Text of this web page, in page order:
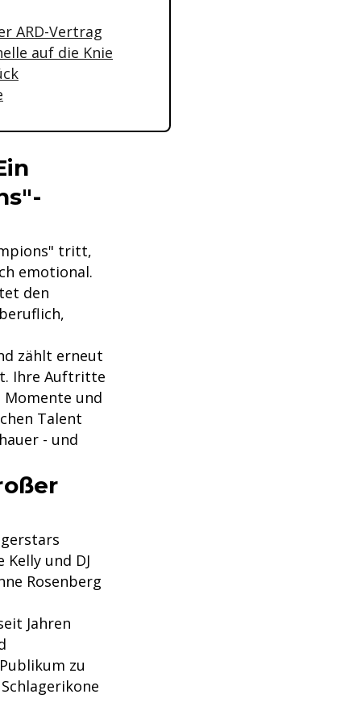
ARD-Vertrag
auf die Knie
tritt,
emotional.
den
zählt erneut
Ihre Auftritte
und
Talent
- und
und DJ
Rosenberg
Jahren
zu